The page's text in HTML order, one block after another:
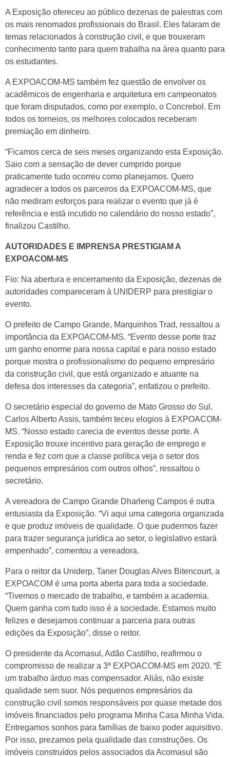
A Exposição ofereceu ao público dezenas de palestras com
os mais renomados profissionais do Brasil. Eles falaram de
temas relacionados à construção civil, e que trouxeram
conhecimento tanto para quem trabalha na área quanto para
os estudantes.
A EXPOACOM-MS também fez questão de envolver os
acadêmicos de engenharia e arquitetura em campeonatos
que foram disputados, como por exemplo, o Concrebol. Em
todos os torneios, os melhores colocados receberam
premiação em dinheiro.
“Ficamos cerca de seis meses organizando esta Exposição.
Saio com a sensação de dever cumprido porque
praticamente tudo ocorreu como planejamos. Quero
agradecer a todos os parceiros da EXPOACOM-MS, que
não mediram esforços para realizar o evento que já é
referência e está incutido no calendário do nosso estado”,
finalizou Castilho.
AUTORIDADES E IMPRENSA PRESTIGIAM A
EXPOACOM-MS
Fio: Na abertura e encerramento da Exposição, dezenas de
autoridades compareceram à UNIDERP para prestigiar o
evento.
O prefeito de Campo Grande, Marquinhos Trad, ressaltou a
importância da EXPOACOM-MS. “Evento desse porte traz
um ganho enorme para nossa capital e para nosso estado
porque mostra o profissionalismo do pequeno empresário
da construção civil, que está organizado e atuante na
defesa dos interesses da categoria”, enfatizou o prefeito.
O secretário especial do governo de Mato Grosso do Sul,
Carlos Alberto Assis, também teceu elogios à EXPOACOM-
MS. “Nosso estado carecia de eventos desse porte. A
Exposição trouxe incentivo para geração de emprego e
renda e fez com que a classe política veja o setor dos
pequenos empresários com outros olhos”, ressaltou o
secretário.
A vereadora de Campo Grande Dharleng Campos é outra
entusiasta da Exposição. “Vi aqui uma categoria organizada
e que produz imóveis de qualidade. O que pudermos fazer
para trazer segurança jurídica ao setor, o legislativo estará
empenhado”, comentou a vereadora.
Para o reitor da Uniderp, Taner Douglas Alves Bitencourt, a
EXPOACOM é uma porta aberta para toda a sociedade.
“Tivemos o mercado de trabalho, e também a academia.
Quem ganha com tudo isso é a sociedade. Estamos muito
felizes e desejamos continuar a parceria para outras
edições da Exposição”, disse o reitor.
O presidente da Acomasul, Adão Castilho, reafirmou o
compromisso de realizar a 3ª EXPOACOM-MS em 2020. “É
um trabalho árduo mas compensador. Aliás, não existe
qualidade sem suor. Nós pequenos empresários da
construção civil somos responsáveis por quase metade dos
imóveis financiados pelo programa Minha Casa Minha Vida.
Entregamos sonhos para famílias de baixo poder aquisitivo.
Por isso, prezamos pela qualidade das construções. Os
imóveis construídos pelos associados da Acomasul são